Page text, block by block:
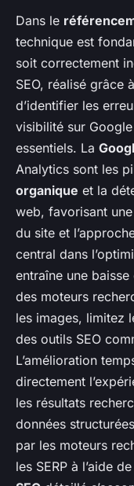
Dans le
technique est
soit correctement
SEO, réalisé grâce
d’identifier les
visibilité sur
essentiels. La
Analytics sont les
organique et la
web, favorisant
du site et
central dans
entraîne une
des moteurs
les images, limitez
des outils SEO
L’amélioration
directement
les résultats
données
par les moteurs
les SERP à l’aide